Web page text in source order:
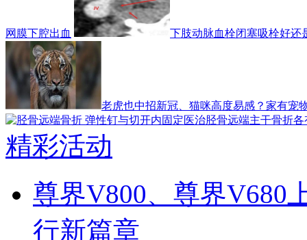
网膜下腔出血 下肢动脉血栓闭塞吸栓好还
老虎也中招新冠、猫咪高度易感？家有宠
精彩活动
尊界V800、尊界V680
行新篇章